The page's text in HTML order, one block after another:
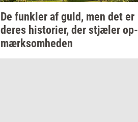
De funk­ler af guld, men det er
deres hi­sto­ri­er, der stjæ­ler op­
mærk­som­he­den